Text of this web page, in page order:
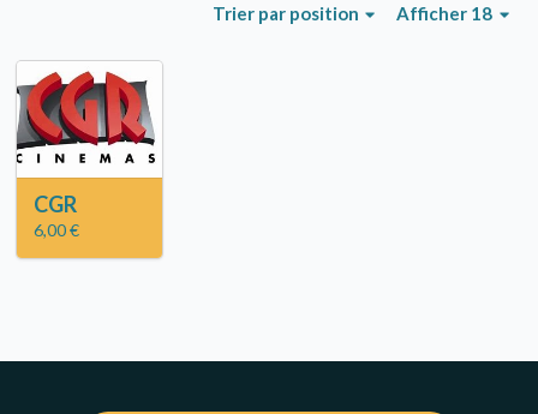
Afficher 18
Trier par position
CGR
6,00 €